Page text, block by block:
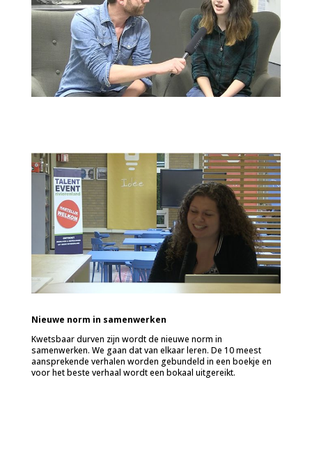
Nieuwe norm in samenwerken
Kwetsbaar durven zijn wordt de nieuwe norm in
samenwerken. We gaan dat van elkaar leren. De 10 meest
aansprekende verhalen worden gebundeld in een boekje en
voor het beste verhaal wordt een bokaal uitgereikt.